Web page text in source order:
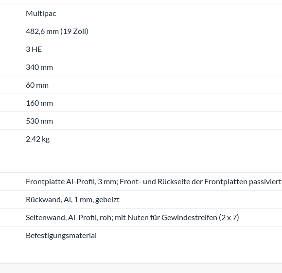
Multipac
482,6 mm (19 Zoll)
3 HE
340 mm
60 mm
160 mm
530 mm
2.42 kg
Frontplatte Al-Profil, 3 mm; Front- und Rückseite der Frontplatten passiviert
Rückwand, Al, 1 mm, gebeizt
Seitenwand, Al-Profil, roh; mit Nuten für Gewindestreifen (2 x 7)
Befestigungsmaterial